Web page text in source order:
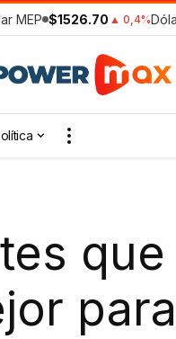
MEP $1526.70 ▲ 0,4%